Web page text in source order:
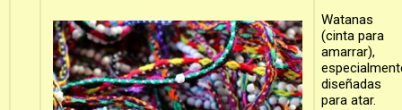
Watanas
(cinta para
amarrar),
diseñadas
para atar.